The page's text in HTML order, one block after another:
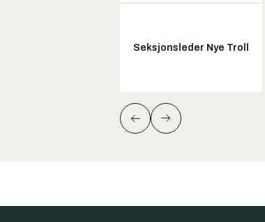
Seksjonsleder Nye Troll